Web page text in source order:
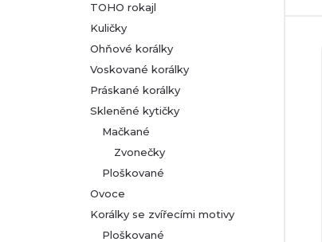
TOHO rokajl
Kuličky
Ohňové korálky
Voskované korálky
Práskané korálky
Skleněné kytičky
Mačkané
Zvonečky
Ploškované
Ovoce
Korálky se zvířecími motivy
Ploškované